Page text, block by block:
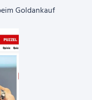
Goldankauf